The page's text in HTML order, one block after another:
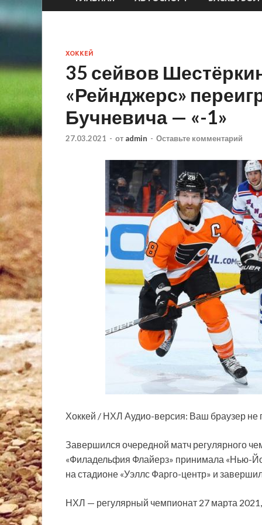
ХОККЕЙ
35 сейвов
«Рейнджерс»
Бучневича — «-1»
27.03.2021 - от admin - Оставьте комментарий
Хоккей / НХЛ Аудио-версия: Ваш браузер не
Завершился очередной матч регулярного
«Филадельфия Флайерз» принимала «Нью-
на стадионе «Уэллс Фарго-центр» и
НХЛ — регулярный чемпионат 27 марта